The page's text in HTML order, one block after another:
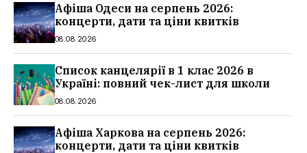
Афіша Одеси на серпень 2026:
концерти, дати та ціни квитків
08.08.2026
Список канцелярії в 1 клас 2026 в
Україні: повний чек-лист для школи
08.08.2026
Афіша Харкова на серпень 2026:
концерти, дати та ціни квитків